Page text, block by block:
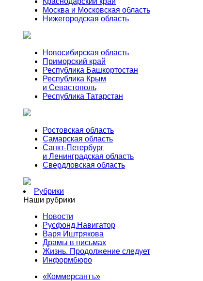
Москва и Московская область
Нижегородская область
Новосибирская область
Приморский край
Республика Башкортостан
Республика Крым
и Севастополь
Республика Татарстан
Ростовская область
Самарская область
Санкт-Петербург
и Ленинградская область
Свердловская область
Рубрики
Наши рубрики
Новости
Русфонд.Навигатор
Варя Иштрякова
Драмы в письмах
Жизнь. Продолжение следует
Информбюро
«Коммерсантъ»